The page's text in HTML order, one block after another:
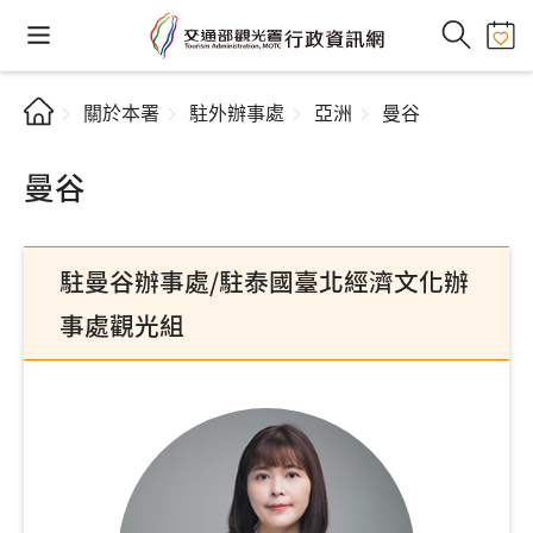
關於本署 駐外辦事處 亞洲 曼谷
曼谷
駐曼谷辦事處/駐泰國臺北經濟文化辦
事處觀光組